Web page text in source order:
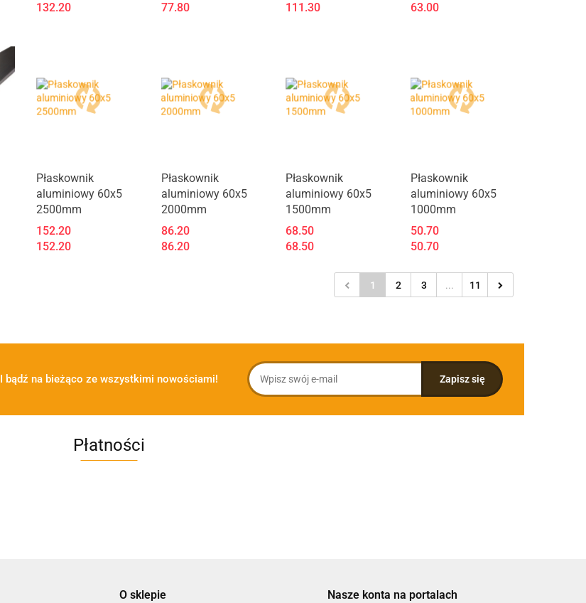
132.20
77.80
111.30
63.00
Produkt niedostępny
Płaskownik
aluminiowy 60x5
2500mm
152.20
152.20
Płaskownik
aluminiowy 60x5
2000mm
86.20
86.20
Produkt niedostępny
Płaskownik
aluminiowy 60x5
1500mm
68.50
68.50
Płaskownik
aluminiowy 60x5
1000mm
50.70
50.70
1 2 3 ... 11
I bądź na bieżąco ze wszystkimi nowościami!
Płatności
O sklepie
Nasze konta na portalach